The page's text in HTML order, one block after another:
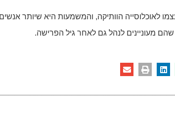
לאוכלוסייה הוותיקה, והמשמעות היא שיותר
שהם מעוניינים לנהל גם לאחר גיל הפרישה.